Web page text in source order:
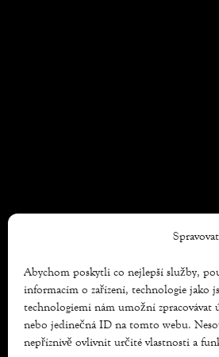
Abychom poskytli co nejlepší služby,
informacím o zařízení, technologie jako
technologiemi nám umožní zpracovávat
nebo jedinečná ID na tomto webu.
nepříznivě ovlivnit určité vlastnosti a